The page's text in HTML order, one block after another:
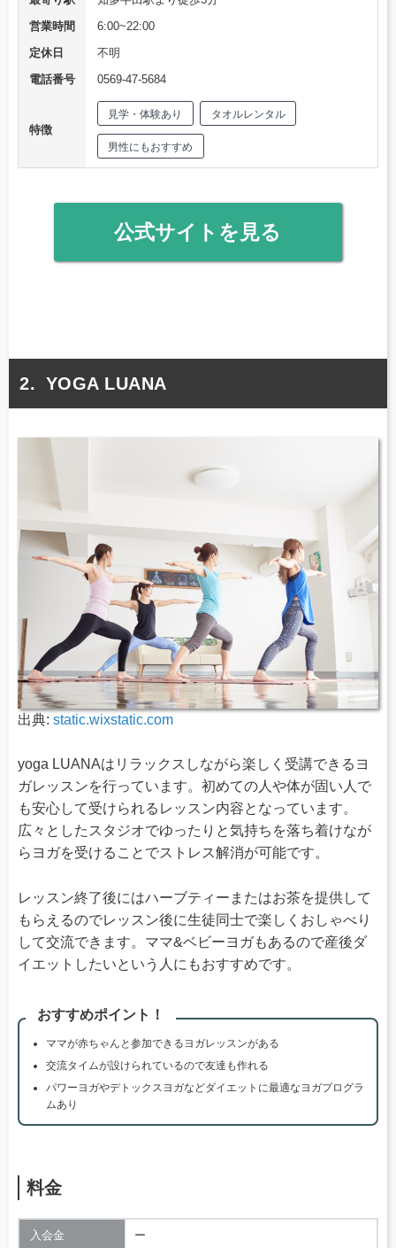
営業時間
6:00~22:00
定休日
不明
電話番号
0569-47-5684
特徴
見学・体験あり タオルレンタル
男性にもおすすめ
公式サイトを見る
YOGA LUANA
出典: static.wixstatic.com
yoga LUANAはリラックスしながら楽しく受講できるヨ
ガレッスンを行っています。初めての人や体が固い人で
も安心して受けられるレッスン内容となっています。
広々としたスタジオでゆったりと気持ちを落ち着けなが
らヨガを受けることでストレス解消が可能です。
レッスン終了後にはハーブティーまたはお茶を提供して
もらえるのでレッスン後に生徒同士で楽しくおしゃべり
して交流できます。ママ&ベビーヨガもあるので産後ダ
イエットしたいという人にもおすすめです。
おすすめポイント！
ママが赤ちゃんと参加できるヨガレッスンがある
交流タイムが設けられているので友達も作れる
パワーヨガやデトックスヨガなどダイエットに最適なヨガプログラ
ムあり
料金
入会金 ー